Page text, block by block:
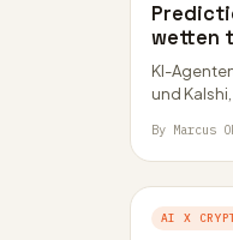
wetten
KI-
und
By Marcus
AI X